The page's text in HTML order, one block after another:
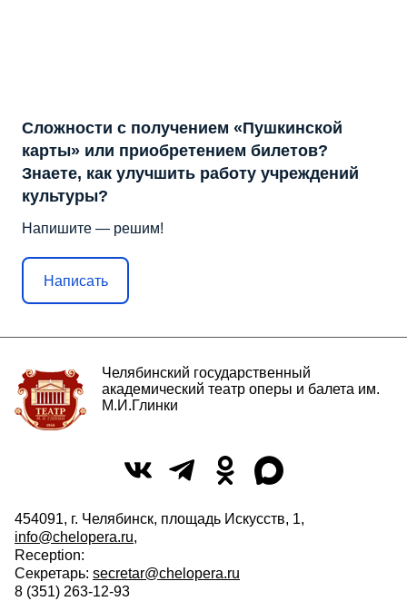
Сложности с получением «Пушкинской
карты» или приобретением билетов?
Знаете, как улучшить работу учреждений
культуры?
Напишите — решим!
Написать
Челябинский государственный
академический театр оперы и балета им.
М.И.Глинки
454091, г. Челябинск, площадь Искусств, 1,
info@chelopera.ru,
Reception:
Секретарь: secretar@chelopera.ru
8 (351) 263-12-93